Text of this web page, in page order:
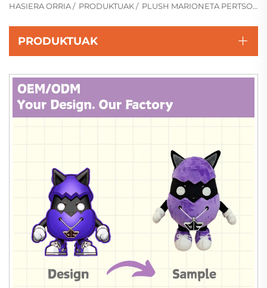
HASIERA ORRIA/ PRODUKTUAK/ PLUSH MARIONETA PERTSONALIZATUA
PRODUKTUAK